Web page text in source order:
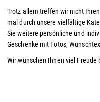
Trotz allem treffen wir nicht
mal durch unsere vielfältige
Sie weitere persönliche und
Geschenke mit Fotos,
Wir wünschen Ihnen viel Freude